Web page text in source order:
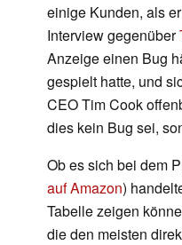
einige Kunden, als
Interview gegenüber
Anzeige einen Bug
gespielt hatte, und
CEO Tim Cook
dies kein Bug sei,
Ob es sich bei dem
auf Amazon)
Tabelle zeigen
die den meisten